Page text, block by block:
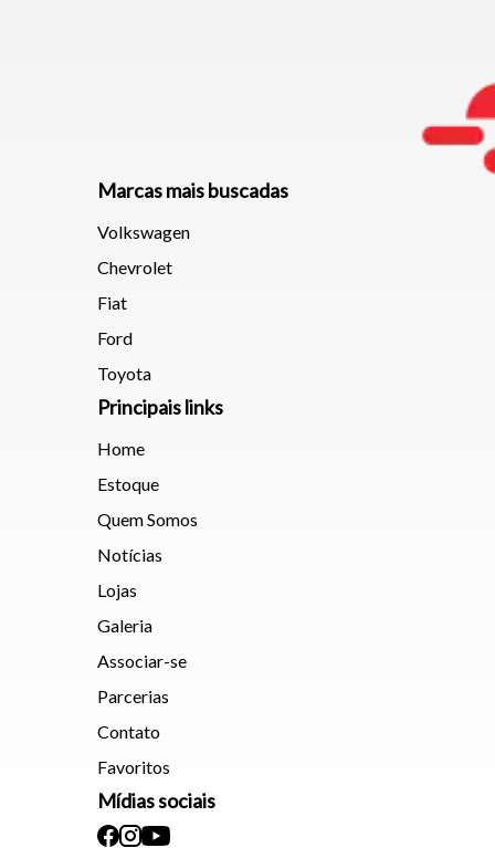
Marcas mais buscadas
Volkswagen
Chevrolet
Fiat
Ford
Toyota
Principais links
Home
Estoque
Quem Somos
Notícias
Lojas
Galeria
Associar-se
Parcerias
Contato
Favoritos
Mídias sociais